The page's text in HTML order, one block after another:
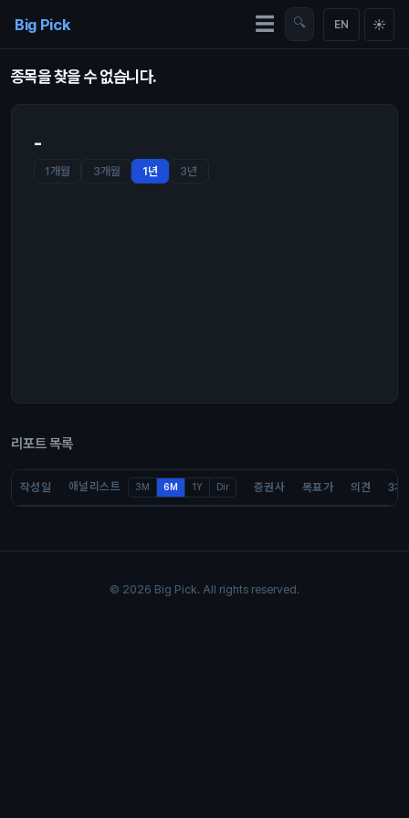
Big Pick ☰ 🔍 EN ☀
종목을 찾을 수 없습니다.
-
1개월 3개월 1년 3년
리포트 목록
작성일 애널리스트 3M 6M 1Y Dir 증권사 목표가 의견 3개
© 2026 Big Pick. All rights reserved.